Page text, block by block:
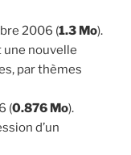
2006 (1.3 Mo).
une nouvelle
par thèmes
(0.876 Mo).
d’un